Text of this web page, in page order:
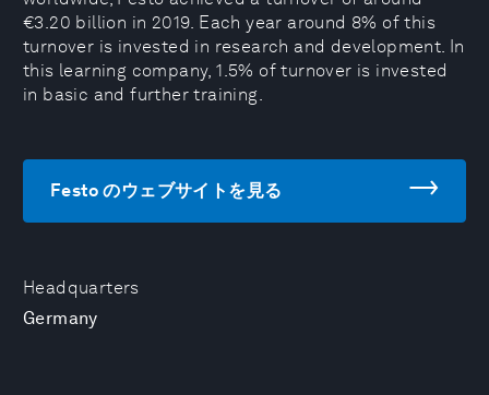
Headquarters
Germany
€3.20 billion in 2019. Each year around 8% of this
turnover is invested in research and development. In
this learning company, 1.5% of turnover is invested
in basic and further training.
Festo のウェブサイトを見る